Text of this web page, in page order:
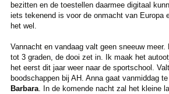
bezitten en de toestellen daarmee digitaal
iets tekenend is voor de onmacht van Europa
het wel.
Vannacht en vandaag valt geen sneeuw
tot 3 graden, de dooi zet in. Ik maak het
het eerst dit jaar weer naar de sportschool.
boodschappen bij AH. Anna gaat vanmiddag
Barbara. In de komende nacht zal het kleine